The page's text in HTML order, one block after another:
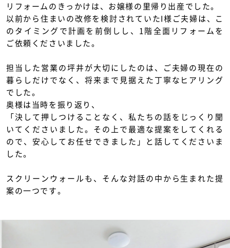
リフォームのきっかけは、お嬢様の里帰り出産でした。
以前から住まいの改修を検討されていたI様ご夫婦は、こ
のタイミングで計画を前倒しし、1階全面リフォームを
ご依頼くださいました。
担当した営業の坪井が大切にしたのは、ご夫婦の現在の
暮らしだけでなく、将来まで見据えた丁寧なヒアリング
でした。
奥様は当時を振り返り、
「決して押しつけることなく、私たちの話をじっくり聞
いてくださいました。その上で最適な提案をしてくれる
ので、安心してお任せできました」と話してくださいま
した。
スクリーンウォールも、そんな対話の中から生まれた提
案の一つです。